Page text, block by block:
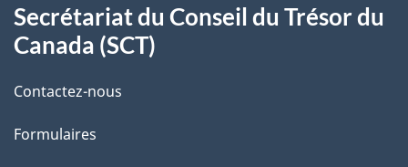
i
s
d
propos
de
ce
site
Secrétariat du Conseil du Trésor du
Canada (SCT)
Contactez-nous
Formulaires